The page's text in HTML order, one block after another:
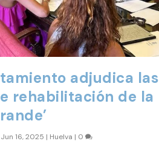
adjudica las
rehabilitación de la
Jun 16, 2025 | Huelva | 0